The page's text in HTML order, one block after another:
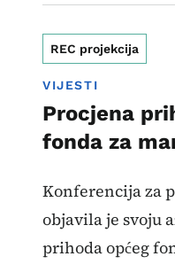
REC projekcija
VIJESTI
Procjena
fonda za
Konferencija za
objavila je svoju
prihoda općeg